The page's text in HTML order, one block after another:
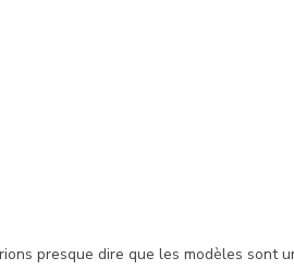
presque dire que les modèles sont